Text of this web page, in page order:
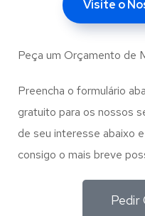
Visite o
Peça um Orçamento de
Preencha o formulário
gratuito para os nossos
de seu interesse abaixo
consigo o mais breve
Pedir